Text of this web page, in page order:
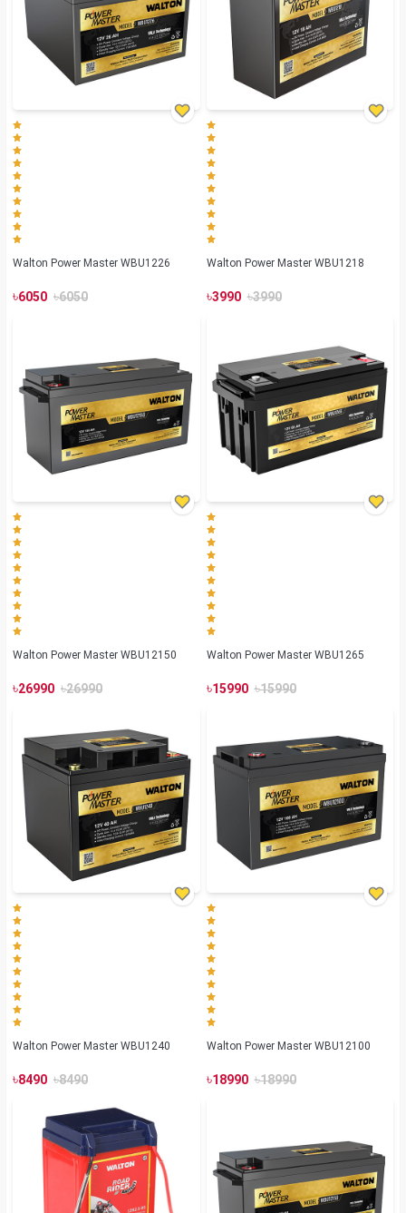
Walton Power Master WBU1226
৳6050 ৳6050
Walton Power Master WBU1218
৳3990 ৳3990
Walton Power Master WBU12150
৳26990 ৳26990
Walton Power Master WBU1265
৳15990 ৳15990
Walton Power Master WBU1240
৳8490 ৳8490
Walton Power Master WBU12100
৳18990 ৳18990